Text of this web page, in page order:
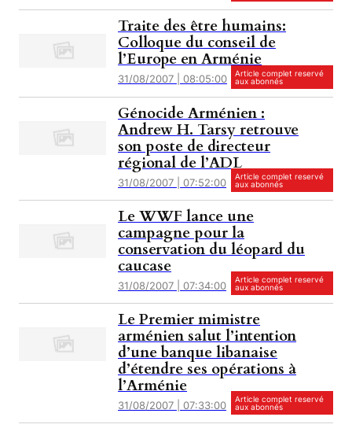
Traite des être humains:
Colloque du conseil de
l’Europe en Arménie
31/08/2007 | 08:05:00
Article complet reservé
aux abonnés
Génocide Arménien :
Andrew H. Tarsy retrouve
son poste de directeur
régional de l’ADL
31/08/2007 | 07:52:00
Article complet reservé
aux abonnés
Le WWF lance une
campagne pour la
conservation du léopard du
caucase
31/08/2007 | 07:34:00
Article complet reservé
aux abonnés
Le Premier mimistre
arménien salut l’intention
d’une banque libanaise
d’étendre ses opérations à
l’Arménie
31/08/2007 | 07:33:00
Article complet reservé
aux abonnés